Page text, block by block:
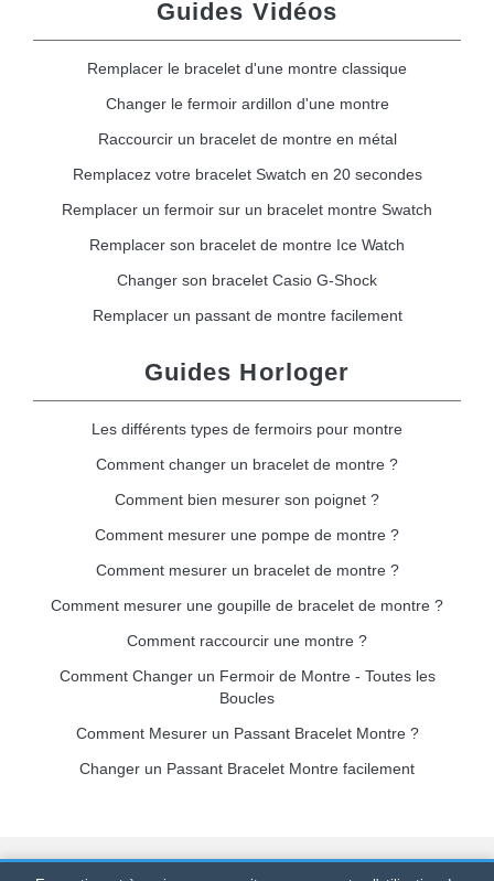
Guides Vidéos
Remplacer le bracelet d'une montre classique
Changer le fermoir ardillon d'une montre
Raccourcir un bracelet de montre en métal
Remplacez votre bracelet Swatch en 20 secondes
Remplacer un fermoir sur un bracelet montre Swatch
Remplacer son bracelet de montre Ice Watch
Changer son bracelet Casio G-Shock
Remplacer un passant de montre facilement
Guides Horloger
Les différents types de fermoirs pour montre
Comment changer un bracelet de montre ?
Comment bien mesurer son poignet ?
Comment mesurer une pompe de montre ?
Comment mesurer un bracelet de montre ?
Comment mesurer une goupille de bracelet de montre ?
Comment raccourcir une montre ?
Comment Changer un Fermoir de Montre - Toutes les
Boucles
Comment Mesurer un Passant Bracelet Montre ?
Changer un Passant Bracelet Montre facilement